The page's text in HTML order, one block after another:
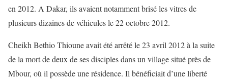
en 2012. A Dakar, ils avaient notamment brisé les vitres de
plusieurs dizaines de véhicules le 22 octobre 2012.
Cheikh Bethio Thioune avait été arrêté le 23 avril 2012 à la suite
de la mort de deux de ses disciples dans un village situé près de
Mbour, où il possède une résidence. Il bénéficiait d’une liberté